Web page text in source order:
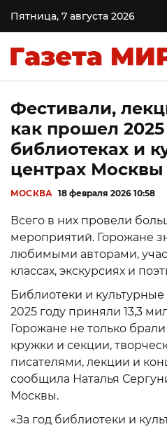
Пятница, 7 августа 2026
Фестивали,
как прошел 2025
библиотеках и
центрах Москвы
МОСКВА 18 февраля 2026 10:58
Всего в них провели
мероприятий. Горожане
любимыми авторами,
классах, экскурсиях и
Библиотеки и
2025 году приняли 13,3
Горожане не только
кружки и секции,
писателями, лекции и
сообщила Наталья
Москвы.
«За год библиотеки и